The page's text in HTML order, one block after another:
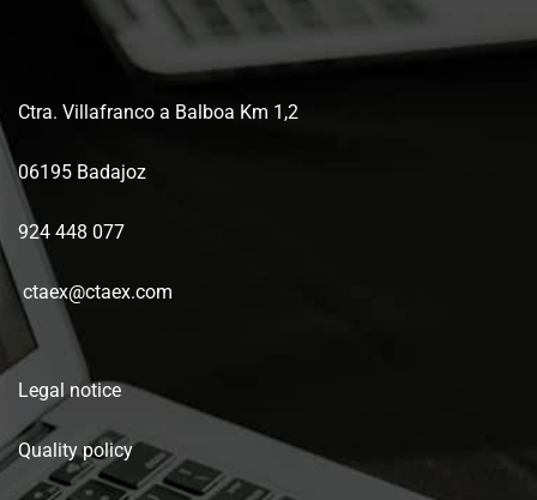
Ctra. Villafranco a Balboa Km 1,2
06195 Badajoz
924 448 077
ctaex@ctaex.com
Legal notice
Quality policy